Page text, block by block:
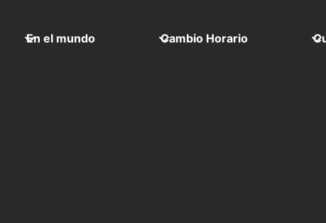
En el mundo Cambio Horario